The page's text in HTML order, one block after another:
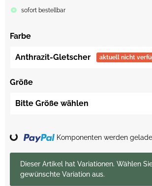
sofort bestellbar
Farbe
Anthrazit-Gletscher aktuell nicht
Größe
Bitte Größe wählen
xDieser Artikel hat Variationen. Wählen
gewünschte Variation aus.
Loading... Komponenten werden